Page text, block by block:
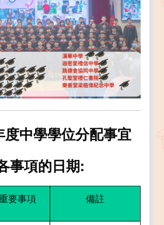
度中學學位分配事宜
事項的日期:
要事項 備註